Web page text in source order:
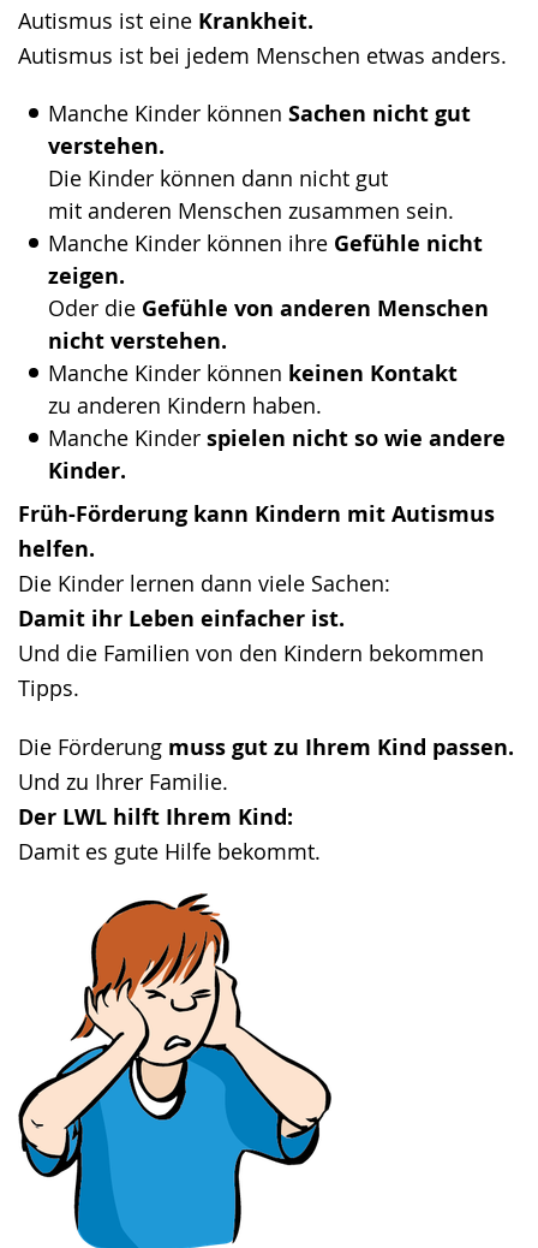
angezeigt.
Autismus ist eine Krankheit.
Autismus ist bei jedem Menschen etwas anders.
Manche Kinder können Sachen nicht gut
verstehen.
Die Kinder können dann nicht gut
mit anderen Menschen zusammen sein.
Manche Kinder können ihre Gefühle nicht
zeigen.
Oder die Gefühle von anderen Menschen
nicht verstehen.
Manche Kinder können keinen Kontakt
zu anderen Kindern haben.
Manche Kinder spielen nicht so wie andere
Kinder.
Früh-Förderung kann Kindern mit Autismus
helfen.
Die Kinder lernen dann viele Sachen:
Damit ihr Leben einfacher ist.
Und die Familien von den Kindern bekommen
Tipps.
Die Förderung muss gut zu Ihrem Kind passen.
Und zu Ihrer Familie.
Der LWL hilft Ihrem Kind:
Damit es gute Hilfe bekommt.